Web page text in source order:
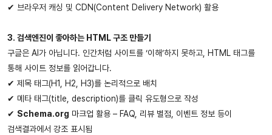
✔ 브라우저 캐싱 및 CDN(Content Delivery Network) 활용
3. 검색엔진이 좋아하는 HTML 구조 만들기
구글은 AI가 아닙니다. 인간처럼 사이트를 ‘이해’하지 못하고, HTML 태그를
통해 사이트 정보를 읽어갑니다.
✔ 제목 태그(H1, H2, H3)를 논리적으로 배치
✔ 메타 태그(title, description)를 클릭 유도형으로 작성
✔ Schema.org 마크업 활용 – FAQ, 리뷰 별점, 이벤트 정보 등이
검색결과에서 강조 표시됨